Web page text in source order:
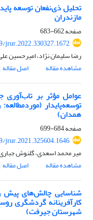
تحلیل ذی‌نفعان توسعه
مازندران
صفحه662-683
jrur.2022.330327.1672
رضا سلیمان نژاد، امیرحسین
مشاهده مقاله
اصل مقاله
عوامل مؤثر بر
توسعه‌پایدار
همدان)
صفحه684-699
jrur.2021.325604.1646
میر محمد اسعدی، گلنوش
مشاهده مقاله
اصل مقاله
شناسایی چالش‌های پیش
کارآفرینانه گردشگری
شهرستان جیرفت)